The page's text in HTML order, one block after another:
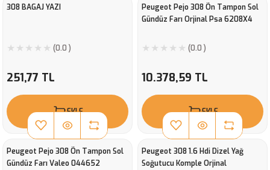
308 BAGAJ YAZI
(0.0 )
251,77 TL
EKLE
Peugeot Pejo 308 Ön Tampon Sol
Gündüz Farı Orjinal Psa 6208X4
(0.0 )
10.378,59 TL
EKLE
Peugeot Pejo 308 Ön Tampon Sol
Gündüz Farı Valeo 044652
Peugeot 308 1.6 Hdi Dizel Yağ
Soğutucu Komple Orjinal